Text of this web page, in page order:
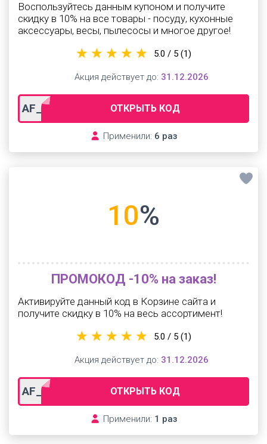
Воспользуйтесь данным купоном и получите
скидку в 10% на все товары - посуду, кухонные
аксессуары, весы, пылесосы и многое другое!
AF_promocodo7tОТКРЫТЬ КОД
Применили: 6 раз
5.0 / 5 (1)
Акция действует до: 31.12.2026
10%
ПРОМОКОД -10% на заказ!
Активируйте данный код в Корзине сайта и
получите скидку в 10% на весь ассортимент!
AF_gdeslon10 ОТКРЫТЬ КОД
Применили: 1 раз
5.0 / 5 (1)
Акция действует до: 31.12.2026